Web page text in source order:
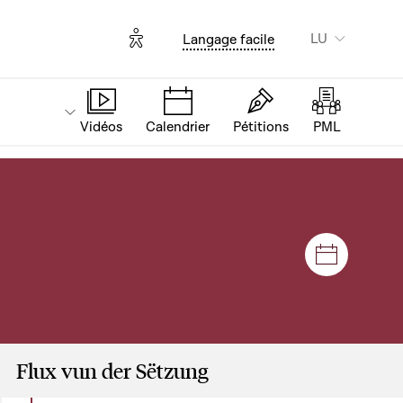
Options d'accessibilité
Langage facile LU
Vidéos Calendrier Pétitions PML
Flux vun der Sëtzung